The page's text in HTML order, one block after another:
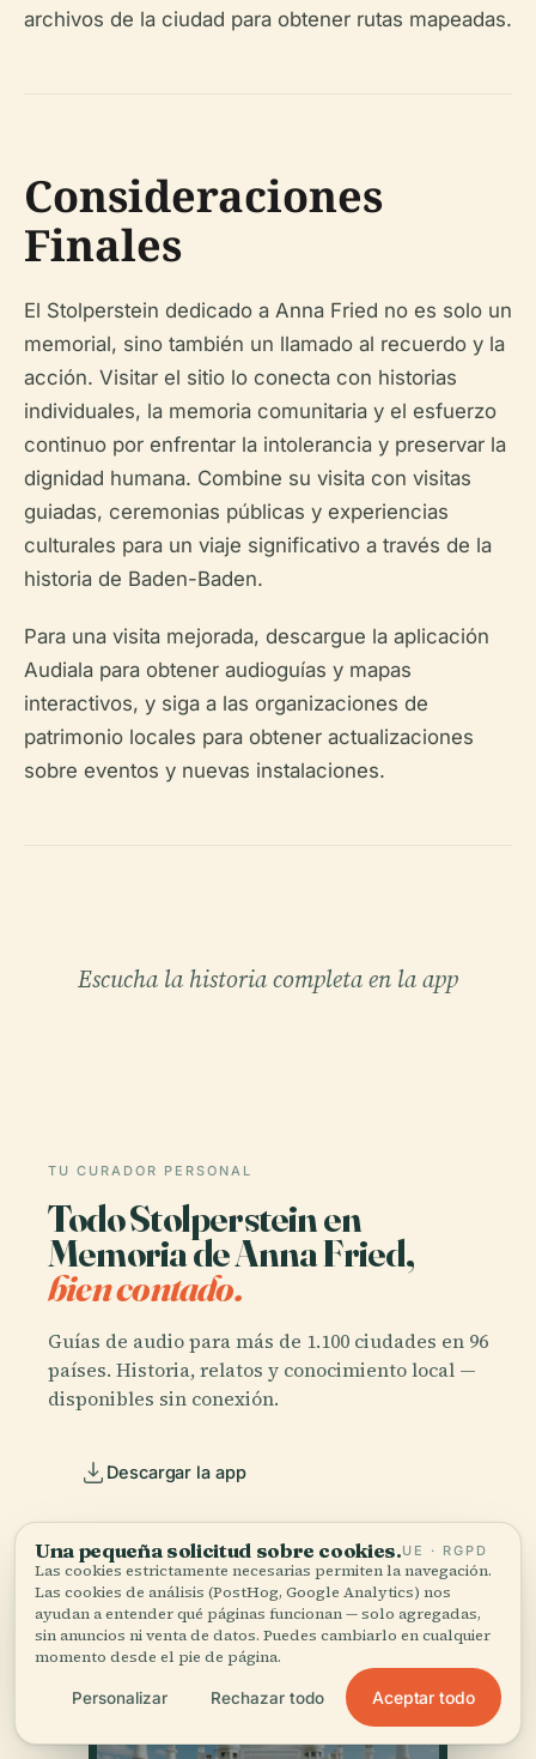
archivos de la ciudad para obtener rutas mapeadas.
Consideraciones
Finales
El Stolperstein dedicado a Anna Fried no es solo un
memorial, sino también un llamado al recuerdo y la
acción. Visitar el sitio lo conecta con historias
individuales, la memoria comunitaria y el esfuerzo
continuo por enfrentar la intolerancia y preservar la
dignidad humana. Combine su visita con visitas
guiadas, ceremonias públicas y experiencias
culturales para un viaje significativo a través de la
historia de Baden-Baden.
Para una visita mejorada, descargue la aplicación
Audiala para obtener audioguías y mapas
interactivos, y siga a las organizaciones de
patrimonio locales para obtener actualizaciones
sobre eventos y nuevas instalaciones.
Escucha la historia completa en la app
TU CURADOR PERSONAL
Todo Stolperstein en
Memoria de Anna Fried,
bien contado.
Guías de audio para más de 1.100 ciudades en 96
países. Historia, relatos y conocimiento local —
disponibles sin conexión.
Descargar la app
Únete a más de 50.000 viajeros
Una pequeña solicitud sobre cookies.UE · RGPD
Las cookies estrictamente necesarias permiten la navegación.
Las cookies de análisis (PostHog, Google Analytics) nos
ayudan a entender qué páginas funcionan — solo agregadas,
sin anuncios ni venta de datos. Puedes cambiarlo en cualquier
momento desde el pie de página.
Personalizar Rechazar todo Aceptar todo